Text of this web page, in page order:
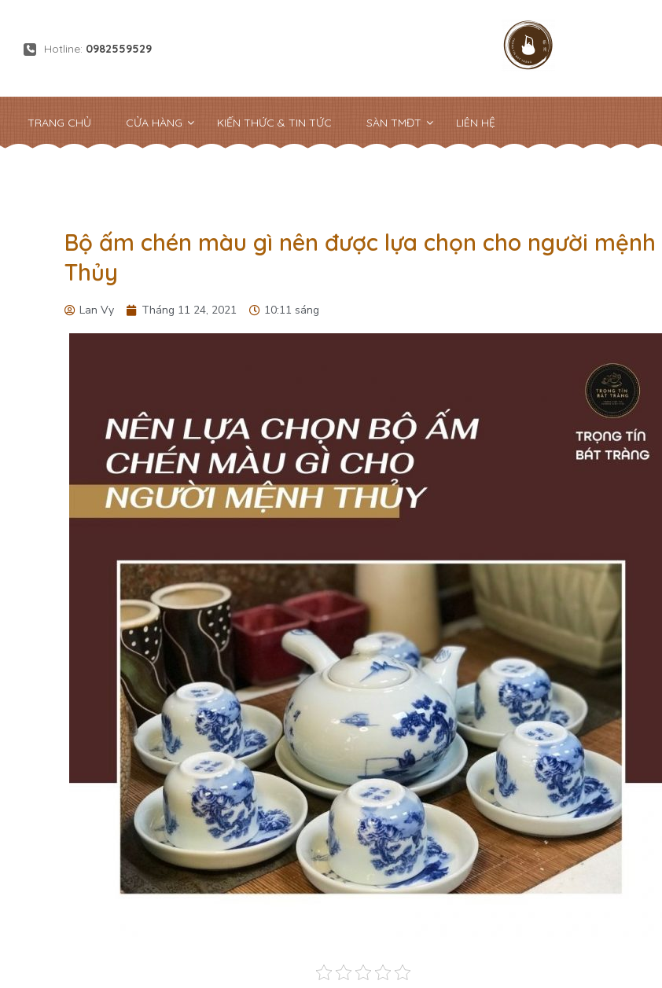
Hotline: 0982559529
TRANG CHỦ CỬA HÀNG KIẾN THỨC & TIN TỨC SÀN TMĐT LIÊN HỆ
Bộ ấm chén màu gì nên được lựa chọn cho người mệnh
Thủy
Lan Vy Tháng 11 24, 2021 10:11 sáng